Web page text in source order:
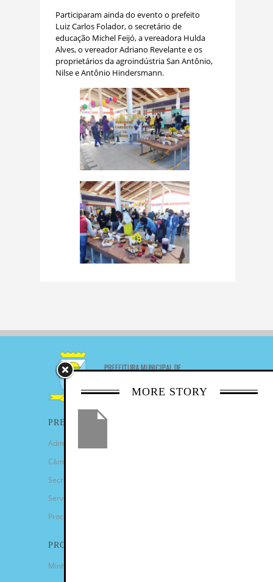
Participaram ainda do evento o prefeito
Luiz Carlos Folador, o secretário de
educação Michel Feijó, a vereadora Hulda
Alves, o vereador Adriano Revelante e os
proprietários da agroindústria San Antônio,
Nilse e Antônio Hindersmann.
MORE STORY
PREFEITURA
Administração Municipal
Câmara de Vereadores
Secretarias
Serviços
Procuradoria Geral
PROGRAMAS
Minha Casa Minha Vida